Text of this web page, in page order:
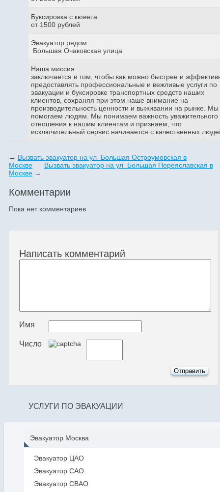
Буксировка с кювета
от 1500 рублей
Эвакуатор рядом
Большая Очаковская улица
Наша миссия
заключается в том, чтобы как можно быстрее и
предоставлять профессиональные и вежливые услуги по
эвакуации и буксировке транспортных средств наших
клиентов, сохраняя при этом наше внимание на
производительность ценности и выживании на рынке. Мы
помогаем людям. Мы понимаем важность уважительного
отношения к нашим клиентам и признаем, что
исключительный сервис начинается с качественных
← Вызвать эвакуатор на ул Большая Остроумовская в
Москве
Вызвать эвакуатор на ул Большая Переяславская в
Москве →
Комментарии
Пока нет комментариев
Написать комментарий
Имя
Число
УСЛУГИ ПО ЭВАКУАЦИИ
Эвакуатор Москва
Эвакуатор ЦАО
Эвакуатор САО
Эвакуатор СВАО